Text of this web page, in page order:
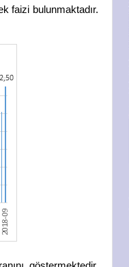
faizi bulunmaktadır.